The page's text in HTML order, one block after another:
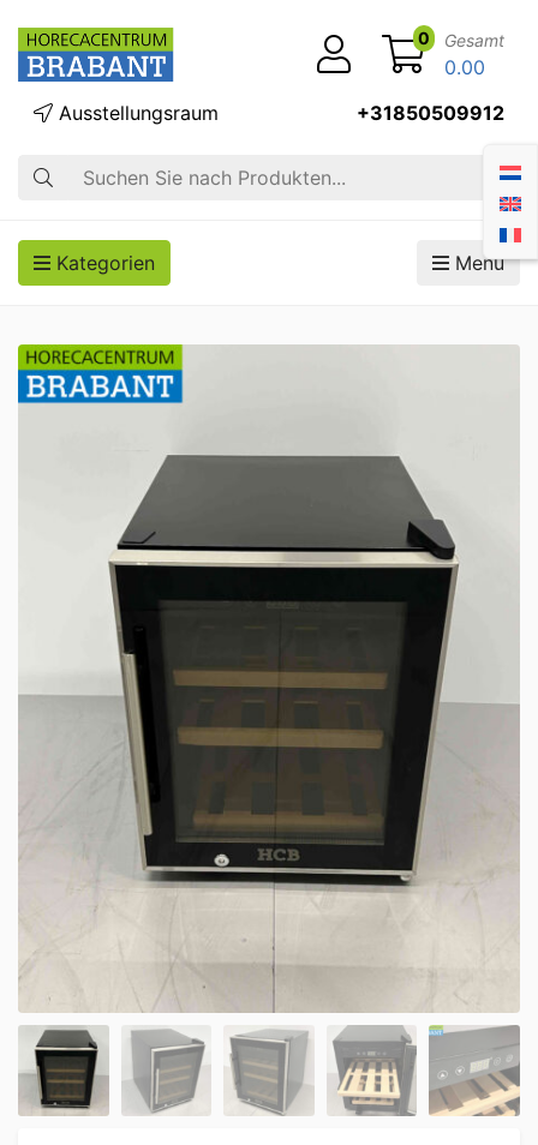
Suche
Ausstellungsraum +31850509912
0 Gesamt
0.00
Kategorien Menü